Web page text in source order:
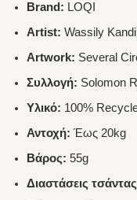
Brand: LOQI
Artist: Wassily
Artwork: Several
Συλλογή: Solomon
Υλικό: 100%
Αντοχή: Έως 20kg
Βάρος: 55g
Διαστάσεις